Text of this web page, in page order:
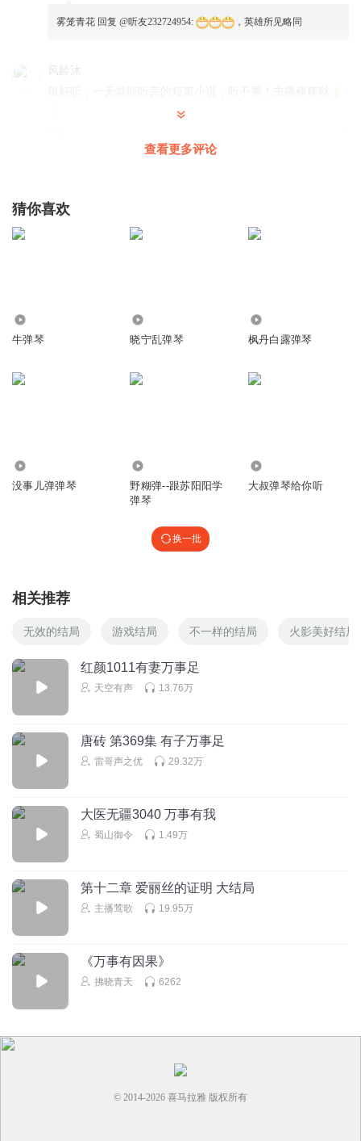
雾笼青花 回复 @听友232724954: ，英雄所见略同
风龄沐
回复
查看更多评论
猜你喜欢
牛弹琴 晓宁乱弹琴 枫丹白露弹琴
没事儿弹弹琴
野糊弹--跟苏阳阳学
弹琴
大叔弹琴给你听
换一批
相关推荐
无效的结局 游戏结局 不一样的结局 火影美好结局
红颜1011有妻万事足
天空有声 13.76万
唐砖 第369集 有子万事足
雷哥声之优 29.32万
大医无疆3040 万事有我
蜀山御令 1.49万
第十二章 爱丽丝的证明 大结局
主播莺歌 19.95万
《万事有因果》
拂晓青天 6262
© 2014-2026 喜马拉雅 版权所有